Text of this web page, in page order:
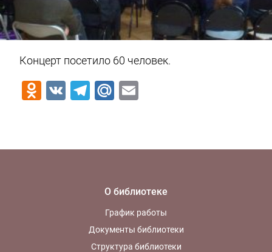
Концерт посетило 60 человек.
Odnoklassniki
VK Telegram
Mail.Ru
О библиотеке
График работы
Документы библиотеки
Структура библиотеки